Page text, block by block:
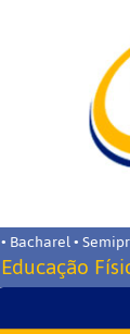
• Bacharel •
Educação